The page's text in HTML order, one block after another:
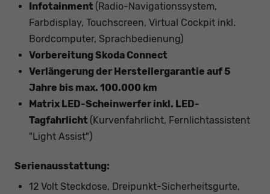
Infotainment (Radio-Navigationssystem,
Farbdisplay, Touchscreen, Virtual Cockpit inkl.
Bordcomputer, Sprachbedienung)
Vorbereitung Skoda Connect
Verlängerung der Herstellergarantie auf 5
Jahre bis max. 100.000 km
Matrix LED-Scheinwerfer inkl. LED-
Tagfahrlicht (Kurvenfahrlicht, Fernlichtassistent
"Light Assist")
Serienausstattung:
12 Volt Steckdose, Dreipunkt-Sicherheitsgurte,